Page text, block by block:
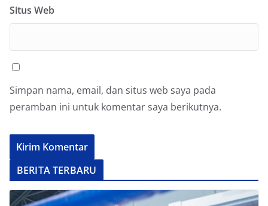
Situs Web
Simpan nama, email, dan situs web saya pada
peramban ini untuk komentar saya berikutnya.
BERITA TERBARU